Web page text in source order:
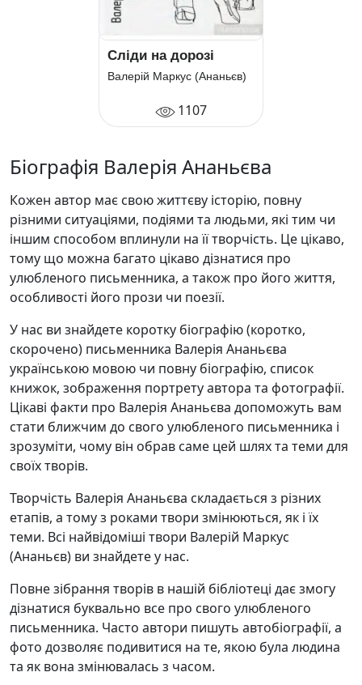
Сліди на дорозі
Валерій Маркус (Ананьєв)
1107
Біографія Валерія Ананьєва
Кожен автор має свою життєву історію, повну
різними ситуаціями, подіями та людьми, які тим чи
іншим способом вплинули на її творчість. Це цікаво,
тому що можна багато цікаво дізнатися про
улюбленого письменника, а також про його життя,
особливості його прози чи поезії.
У нас ви знайдете коротку біографію (коротко,
скорочено) письменника Валерія Ананьєва
українською мовою чи повну біографію, список
книжок, зображення портрету автора та фотографії.
Цікаві факти про Валерія Ананьєва допоможуть вам
стати ближчим до свого улюбленого письменника і
зрозуміти, чому він обрав саме цей шлях та теми для
своїх творів.
Творчість Валерія Ананьєва складається з різних
етапів, а тому з роками твори змінюються, як і їх
теми. Всі найвідоміші твори Валерій Маркус
(Ананьєв) ви знайдете у нас.
Повне зібрання творів в нашій бібліотеці дає змогу
дізнатися буквально все про свого улюбленого
письменника. Часто автори пишуть автобіографії, а
фото дозволяє подивитися на те, якою була людина
та як вона змінювалась з часом.